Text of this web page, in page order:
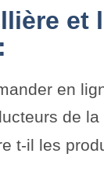
et
en
de la
t-il les